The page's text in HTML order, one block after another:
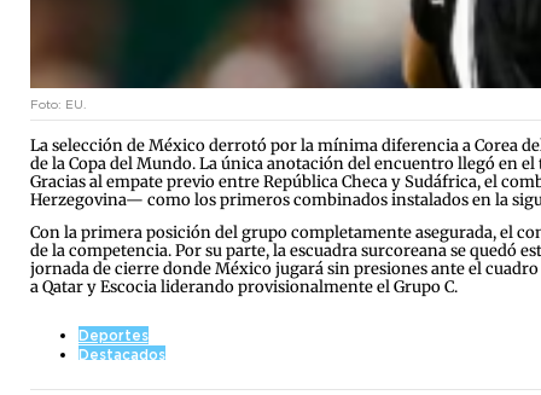
Foto: EU.
La selección de México derrotó por la mínima diferencia a Corea
de la Copa del Mundo. La única anotación del encuentro llegó en
Gracias al empate previo entre República Checa y Sudáfrica, el
Herzegovina— como los primeros combinados instalados en la
Con la primera posición del grupo completamente asegurada, el
de la competencia. Por su parte, la escuadra surcoreana se quedó
jornada de cierre donde México jugará sin presiones ante el
a Qatar y Escocia liderando provisionalmente el Grupo C.
Deportes
Destacados